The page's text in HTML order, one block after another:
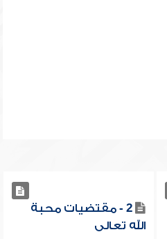
2 - مقتضيات محبة
الله تعالى